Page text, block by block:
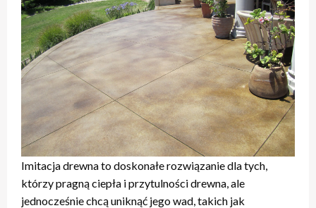
Imitacja drewna to doskonałe rozwiązanie dla tych,
którzy pragną ciepła i przytulności drewna, ale
jednocześnie chcą uniknąć jego wad, takich jak